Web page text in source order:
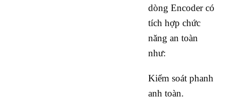
dòng Encoder có
tích hợp chức
năng an toàn
như:
Kiểm soát phanh
anh toàn.